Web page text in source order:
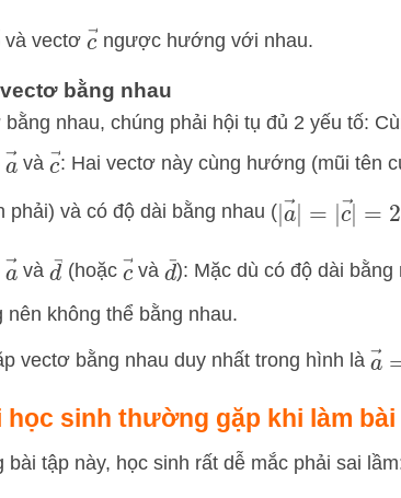
→
và vectơc →
ngược hướng với nhau.
bằng nhau
nhau, chúng phải hội tụ đủ 2 yếu tố:
a →
vàc→
: Hai vectơ này cùng hướng (mũi tên
phải) và có độ dài bằng nhau (|a→| =|c → |
a →
vàd →
(hoặc c →
và d→
): Mặc dù có độ dài
nên không thể bằng nhau.
vectơ bằng nhau duy nhất trong hình là a
học sinh thường gặp khi làm bài
bài tập này, học sinh rất dễ mắc phải sai